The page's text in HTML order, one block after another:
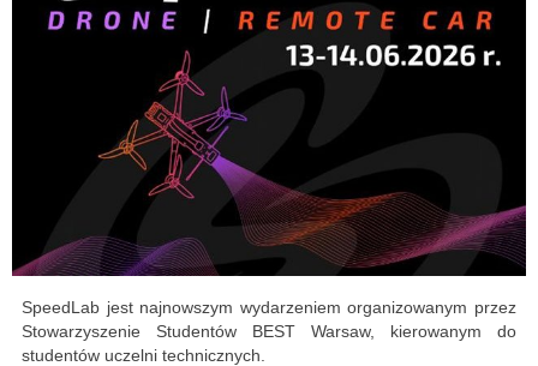
SpeedLab jest najnowszym wydarzeniem organizowanym przez
Stowarzyszenie Studentów BEST Warsaw, kierowanym do
studentów uczelni technicznych.